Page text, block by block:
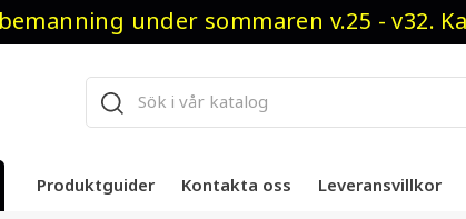
under sommaren v.25 - v32.
Produktguider Kontakta oss Leveransvillkor